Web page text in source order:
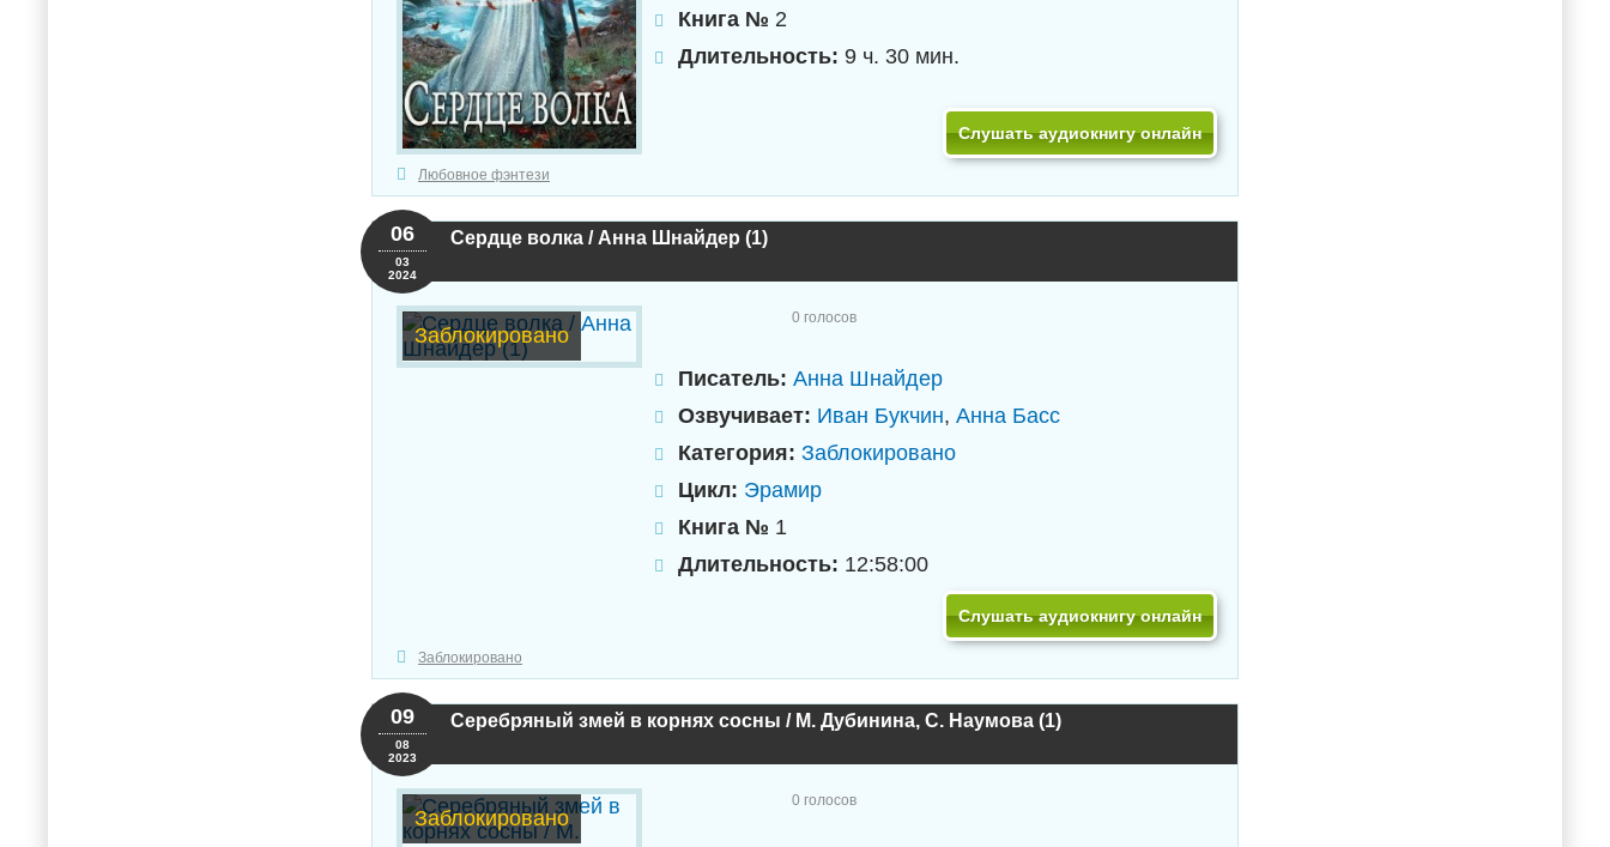
Книга № 2
Длительность: 9 ч. 30 мин.
Слушать аудиокнигу онлайн
Любовное фэнтези
Сердце волка / Анна Шнайдер (1)
06
03
2024
Заблокировано
0 голосов
Писатель: Анна Шнайдер
Озвучивает: Иван Букчин, Анна Басс
Категория: Заблокировано
Цикл: Эрамир
Книга № 1
Длительность: 12:58:00
Слушать аудиокнигу онлайн
Заблокировано
Серебряный змей в корнях сосны / М. Дубинина, С. Наумова (1)
09
08
2023
Заблокировано
0 голосов